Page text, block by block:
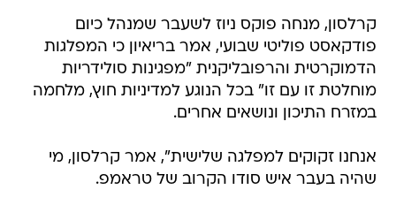
קרלסון, מנחה פוקס ניוז לשעבר שמנהל כיום
פודקאסט פוליטי שבועי, אמר בריאיון כי המפלגות
הדמוקרטית והרפובליקנית "מפגינות סולידריות
מוחלטת זו עם זו" בכל הנוגע למדיניות חוץ, מלחמה
במזרח התיכון ונושאים אחרים.
אנחנו זקוקים למפלגה שלישית", אמר קרלסון, מי
שהיה בעבר איש סודו הקרוב של טראמפ.